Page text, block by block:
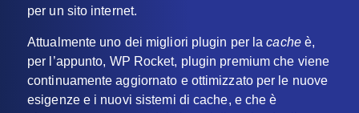
per un sito internet.
Attualmente uno dei migliori plugin per lacacheè,
per l’appunto, WP Rocket, plugin premium che viene
continuamente aggiornato e ottimizzato per le nuove
esigenze e i nuovi sistemi di cache, e che è